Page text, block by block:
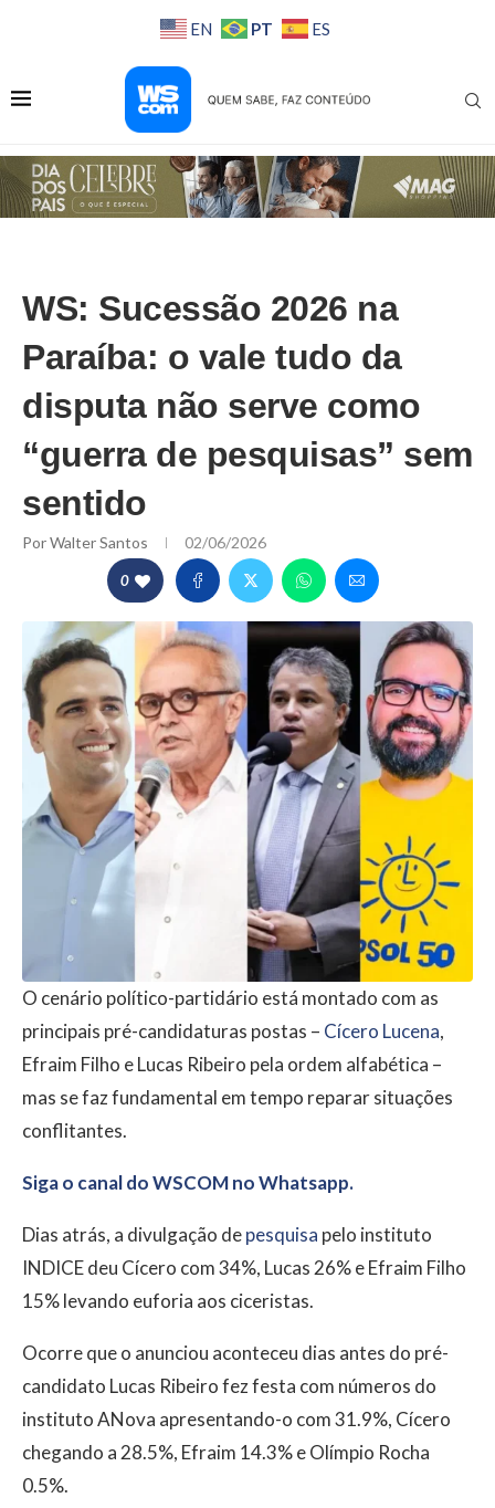
EN PT ES
WS: Sucessão 2026 na
Paraíba: o vale tudo da
disputa não serve como
“guerra de pesquisas” sem
sentido
PorWalter Santos 02/06/2026
0
O cenário político-partidário está montado com as
principais pré-candidaturas postas – Cícero Lucena,
Efraim Filho e Lucas Ribeiro pela ordem alfabética –
mas se faz fundamental em tempo reparar situações
conflitantes.
Siga o canal do WSCOM no Whatsapp.
Dias atrás, a divulgação depesquisa pelo instituto
INDICE deu Cícero com 34%, Lucas 26% e Efraim Filho
15% levando euforia aos ciceristas.
Ocorre que o anunciou aconteceu dias antes do pré-
candidato Lucas Ribeiro fez festa com números do
instituto ANova apresentando-o com 31.9%, Cícero
chegando a 28.5%, Efraim 14.3% e Olímpio Rocha
0.5%.